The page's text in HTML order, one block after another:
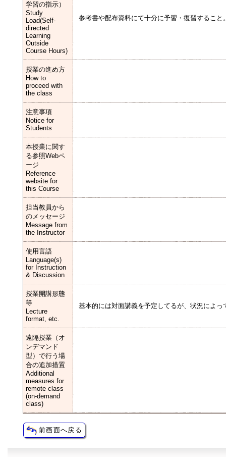
学習の指示）
Study
Load(Self-
directed
Learning
Outside
Course Hours)
参考書や配布資料にて十分に予習・復習すること
授業の進め方
How to
proceed with
the class
注意事項
Notice for
Students
本授業に関す
る参照Webペ
ージ
Reference
website for
this Course
担当教員から
のメッセージ
Message from
the Instructor
使用言語
Language(s)
for Instruction
& Discussion
授業開講形態
等
Lecture
format, etc.
基本的には対面講義を予定してるが、状況によ
遠隔授業（オ
ンデマンド
型）で行う場
合の追加措置
Additional
measures for
remote class
(on-demand
class)